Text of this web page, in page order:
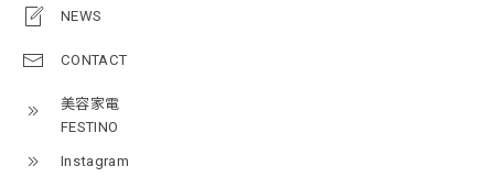
NEWS
CONTACT
美容家電
FESTINO
Instagram